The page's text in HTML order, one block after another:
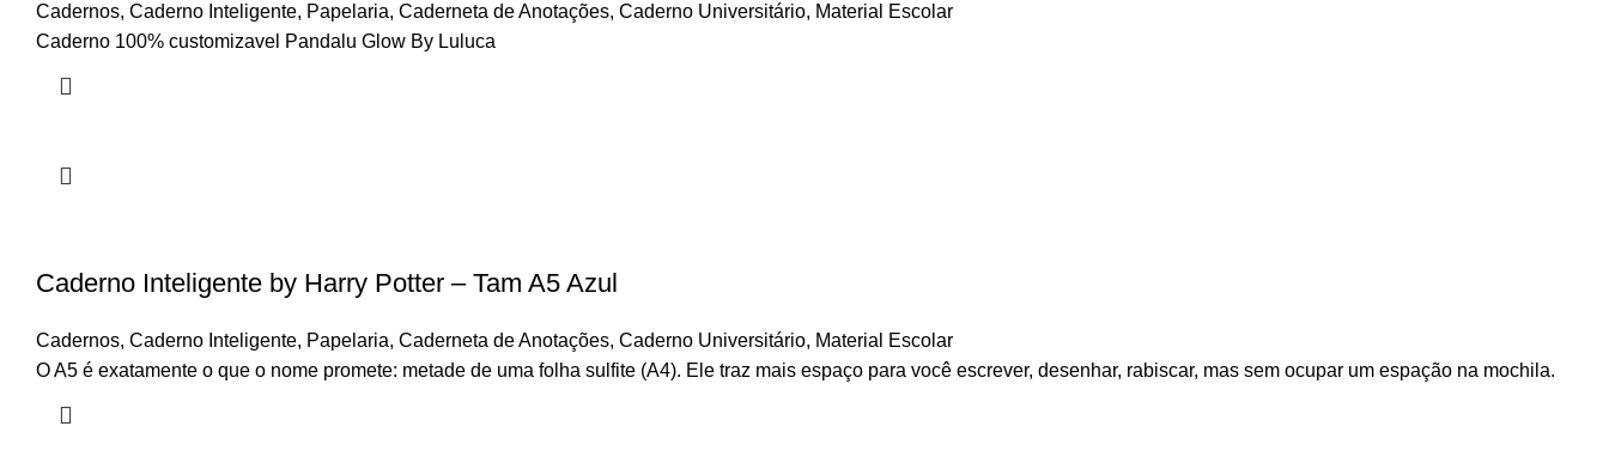
Cadernos, Caderno Inteligente, Papelaria, Caderneta de Anotações, Caderno Universitário, Material Escolar
Caderno 100% customizavel Pandalu Glow By Luluca
Caderno Inteligente by Harry Potter – Tam A5 Azul
Cadernos, Caderno Inteligente, Papelaria, Caderneta de Anotações, Caderno Universitário, Material Escolar
O A5 é exatamente o que o nome promete: metade de uma folha sulfite (A4). Ele traz mais espaço para você escrever, desenhar, rabiscar, mas sem ocupar um espação na mochila.